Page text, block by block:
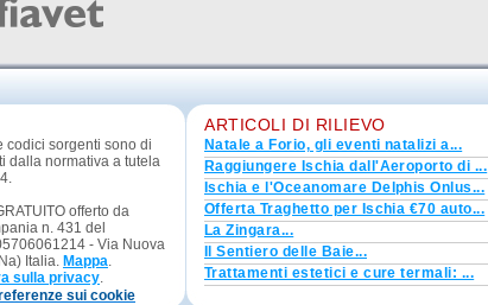
codici sorgenti sono di
dalla normativa a tutela
offerto da
n. 431 del
- Via Nuova
Italia. Mappa.
sulla privacy.
sui cookie
ARTICOLI DI RILIEVO
Natale a Forio, gli eventi natalizi a...
Raggiungere Ischia dall'Aeroporto di ...
Ischia e l'Oceanomare Delphis Onlus...
Offerta Traghetto per Ischia €70 auto...
La Zingara...
Il Sentiero delle Baie...
Trattamenti estetici e cure termali: ...